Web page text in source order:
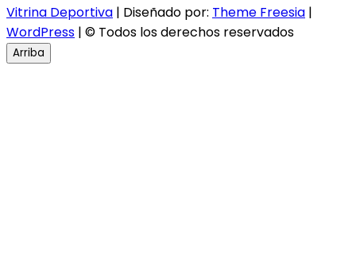
Vitrina Deportiva | Diseñado por: Theme Freesia |
WordPress | © Todos los derechos reservados
Arriba